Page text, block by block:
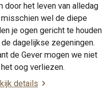
door het leven van alledag
misschien wel de diepe
je ogen gericht te houden
dagelijkse zegeningen.
de Gever mogen we niet
oog verliezen.
details